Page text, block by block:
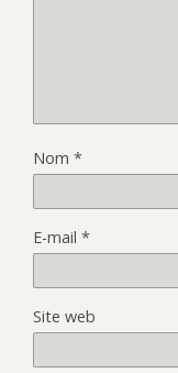
Nom *
E-mail *
Site web